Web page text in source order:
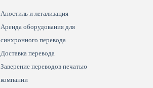
Апостиль и легализация
Аренда оборудования для
синхронного перевода
Доставка перевода
Заверение переводов печатью
компании